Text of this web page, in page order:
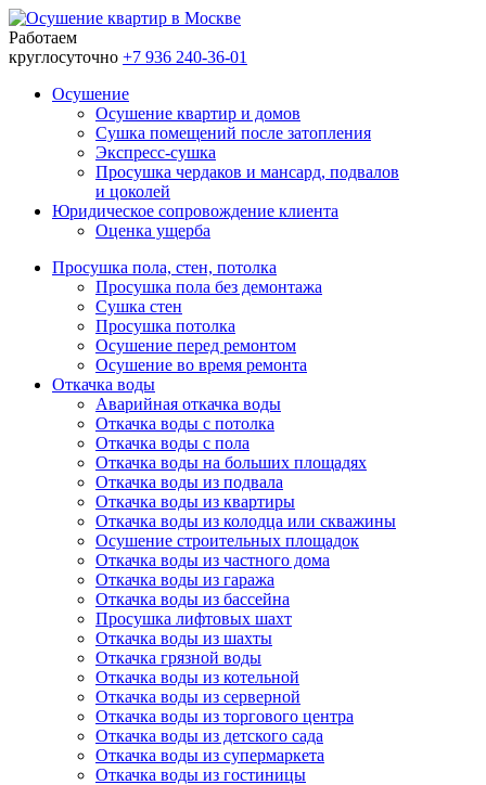
Работаем
круглосуточно +7 936 240-36-01
Осушение
Осушение квартир и домов
Сушка помещений после затопления
Экспресс-cушка
Просушка чердаков и мансард, подвалов
и цоколей
Юридическое сопровождение клиента
Оценка ущерба
Просушка пола, стен, потолка
Просушка пола без демонтажа
Сушка стен
Просушка потолка
Осушение перед ремонтом
Осушение во время ремонта
Откачка воды
Аварийная откачка воды
Откачка воды с потолка
Откачка воды с пола
Откачка воды на больших площадях
Откачка воды из подвала
Откачка воды из квартиры
Откачка воды из колодца или скважины
Осушение строительных площадок
Откачка воды из частного дома
Откачка воды из гаража
Откачка воды из бассейна
Просушка лифтовых шахт
Откачка воды из шахты
Откачка грязной воды
Откачка воды из котельной
Откачка воды из серверной
Откачка воды из торгового центра
Откачка воды из детского сада
Откачка воды из супермаркета
Откачка воды из гостиницы